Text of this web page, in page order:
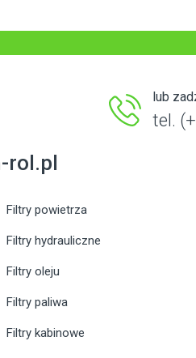
rol.pl
lub
tel.
Filtry powietrza
Filtry hydrauliczne
Filtry oleju
Filtry paliwa
Filtry kabinowe